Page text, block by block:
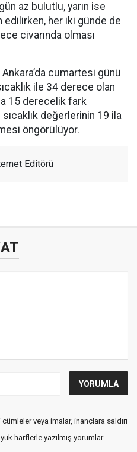
az bulutlu, yarın ise
edilirken, her iki günde de
civarında olması
cumartesi günü
ile 34 derece olan
15 derecelik fark
değerlerinin 19 ila
öngörülüyor.
Editörü
veya imalar, inançlara saldırı
harflerle yazılmış yorumlar